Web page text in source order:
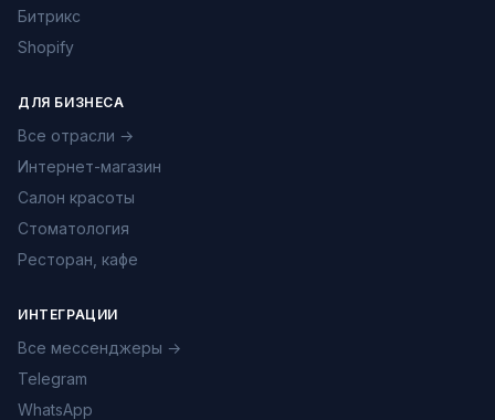
Битрикс
Shopify
ДЛЯ БИЗНЕСА
Все отрасли →
Интернет-магазин
Салон красоты
Стоматология
Ресторан, кафе
ИНТЕГРАЦИИ
Все мессенджеры →
Telegram
WhatsApp